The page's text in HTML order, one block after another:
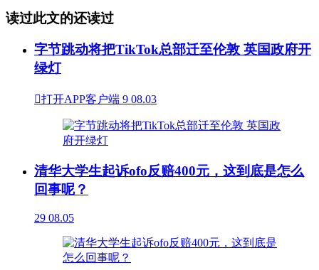
读过此文的还读过
字节跳动将把TikTok总部迁至伦敦 英国政府开
绿灯
打开APP客户端 9 08.03
清华大学生起诉ofo反赔400元，这到底是怎么
回事呢？
29 08.05